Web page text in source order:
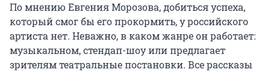
По мнению Евгения Морозова, добиться успеха,
который смог бы его прокормить, у российского
артиста нет. Неважно, в каком жанре он работает:
музыкальном, стендап-шоу или предлагает
зрителям театральные постановки. Все рассказы